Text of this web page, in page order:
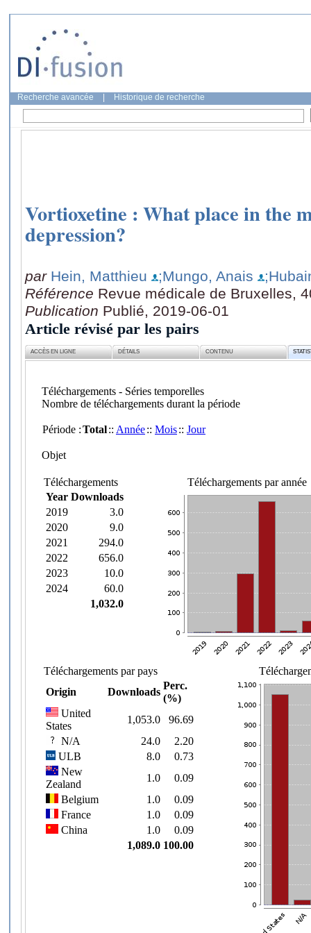
Recherche avancée Historique de recherche
Vortioxetine : What place in the
depression?
par Hein, Matthieu ;Mungo, Anais
Référence Revue médicale de Bruxelles,
Publication Publié, 2019-06-01
Article révisé par les pairs
ACCÈS EN LIGNE DÉTAILS CONTENU